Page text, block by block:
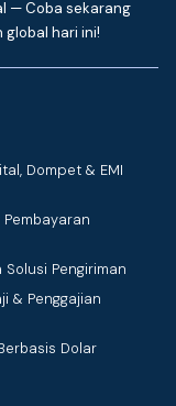
— Coba sekarang
hari ini!
Dompet & EMI
Solusi Pengiriman
& Penggajian
Dolar